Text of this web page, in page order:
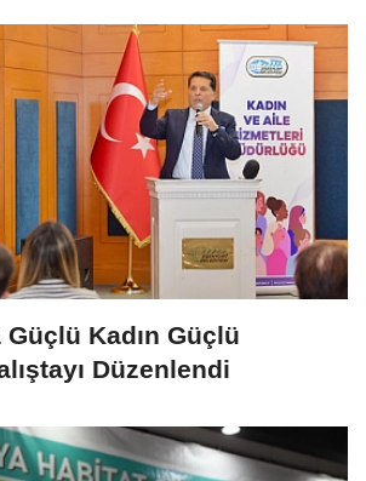
Güçlü Kadın Güçlü
Düzenlendi